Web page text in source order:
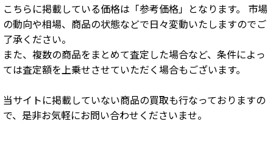
こちらに掲載している価格は「参考価格」となります。 市場
の動向や相場、商品の状態などで日々変動いたしますのでご
了承ください。
また、複数の商品をまとめて査定した場合など、条件によっ
ては査定額を上乗せさせていただく場合もございます。
当サイトに掲載していない商品の買取も行なっておりますの
で、是非お気軽にお問い合わせくださいませ。